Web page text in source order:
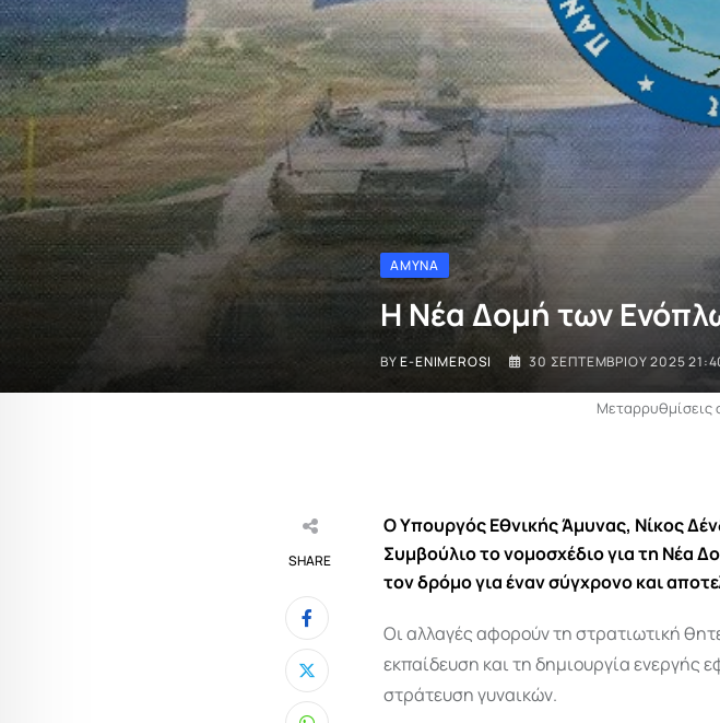
ΆΜΥΝΑ
Η Νέα Δομή των
BYE-ENIMEROSI 30 ΣΕΠΤΕΜΒΡΊΟΥ 2025
Μεταρρυθμίσεις
SHARE
Ο Υπουργός Εθνικής Άμυνας, Νίκος
Συμβούλιο το νομοσχέδιο για τη Νέα
τον δρόμο για έναν σύγχρονο και
Οι αλλαγές αφορούν τη στρατιωτική
εκπαίδευση και τη δημιουργία ενεργής
στράτευση γυναικών.